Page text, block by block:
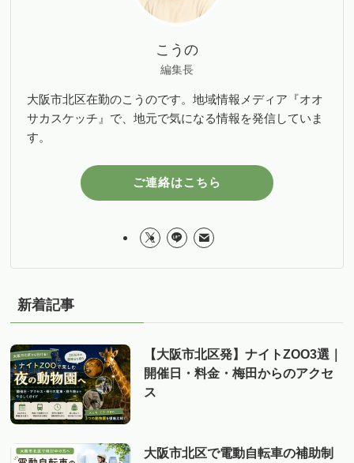
こうの
編集長
大阪市北区在勤のこうのです。地域情報メディア『オオ
サカスケッチ』で、地元で気になる情報を発信していま
す。
ご連絡はこちら
新着記事
【大阪市北区発】ナイトZOO3選｜
開催日・料金・梅田からのアクセ
ス
大阪市北区で電動自転車の補助制